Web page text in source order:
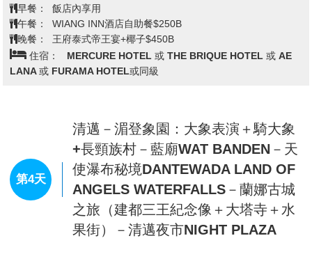
年。藍廟由清萊白廟設計者的徒弟所設計建造，雖然規
模較白廟小，但是整體外觀呈現耀眼宏偉的藍色，內部
佛像精緻，是一座傳統與現代藝術完美融合的泰式寺
廟。藍廟位於Rimkok區，距離清萊中心10分鐘車程，
可免費開放參觀。
相當知名，現在因為泰國政府全面禁毒，積極打壓不法
分子，不再生產種植罌粟花，積極轉型，成為了遊客慕
名而來造訪的觀光勝地及國家公園。
【清萊天空步道】泰國首座空中玻璃走廊觀景台，是一
座U型的透明玻璃步道，步道沿著山壁向外延伸，讓景
色看得更廣更清楚。參觀亮點之一，就是登上步道後能
同時飽覽泰、緬、寮三國交界景色，這是清萊的最新打
卡景點，位置與金三角距離不遠。因在山丘上，可俯瞰
早餐：
飯店內享用
午餐：
國香或蓮花中式餐THB$ 250
晚餐：
河畔餐廳泰式餐 THB$ 250
住宿：
GRAND VISTA,HERITAGE HOTEL 或 MANTRINI
HOTEL 或同等級
第3天
清萊: 翠峰茶園－觀音大佛寺 WAT
HUAY PLA KANG－玉佛寺 Wat
Phra Kaew－清邁晚餐享用: 王府泰
式帝王宴+每人一棵椰子